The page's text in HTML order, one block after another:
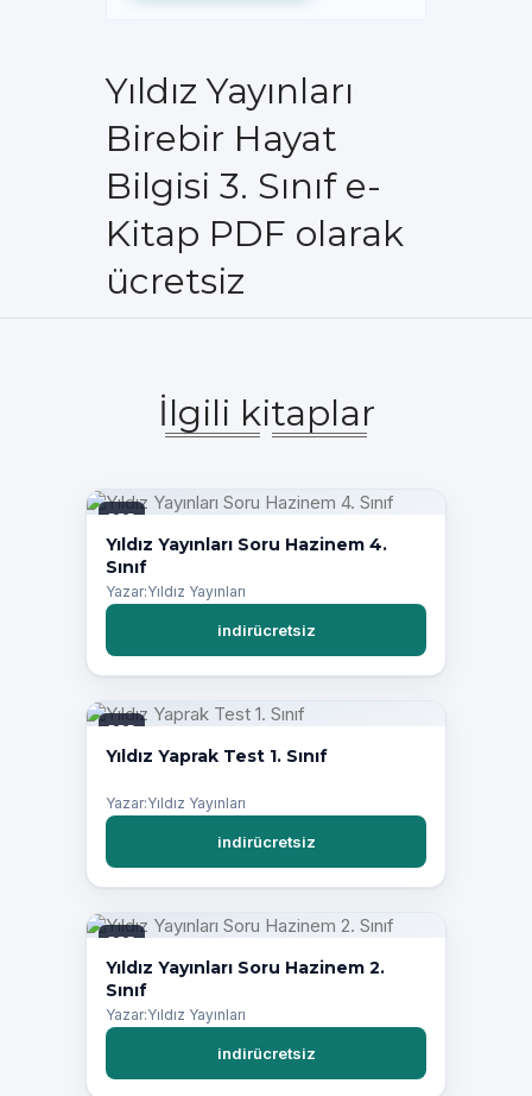
Yıldız Yayınları
Birebir Hayat
Bilgisi 3. Sınıf e-
Kitap PDF olarak
ücretsiz
İlgili kitaplar
PDF
Yıldız Yayınları Soru Hazinem 4.
Sınıf
Yazar:Yıldız Yayınları
indirücretsiz
PDF
Yıldız Yaprak Test 1. Sınıf
Yazar:Yıldız Yayınları
indirücretsiz
PDF
Yıldız Yayınları Soru Hazinem 2.
Sınıf
Yazar:Yıldız Yayınları
indirücretsiz